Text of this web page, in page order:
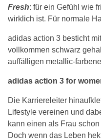
Fresh: für ein Gefühl wie
wirklich ist. Für normale
adidas action 3 besticht
vollkommen schwarz
auffälligen metallic-
adidas action 3 for
Die Karriereleiter
Lifestyle vereinen und
kann einen als Frau
Doch wenn das Leben